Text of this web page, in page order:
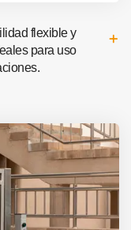
flexible y
para uso